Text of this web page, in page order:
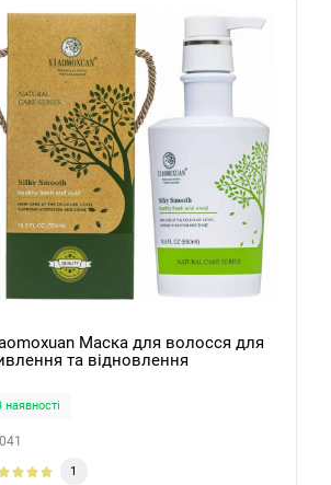
Маска для волосся для
та відновлення
наявності
1